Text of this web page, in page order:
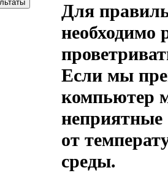
Для
необходимо
Если мы
компьютер
неприятные
от
среды.